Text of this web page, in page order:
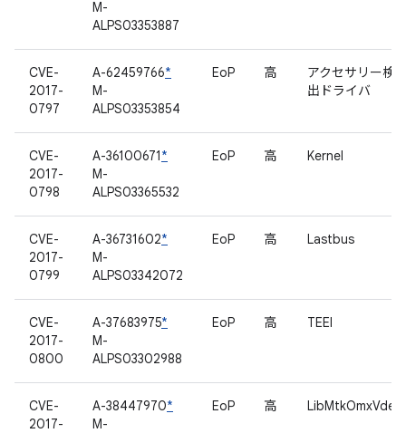
M-
ALPS03353887
CVE-
2017-
0797
A-62459766*
M-
ALPS03353854
EoP 高
アクセサリー検
出ドライバ
CVE-
2017-
0798
A-36100671*
M-
ALPS03365532
EoP 高 Kernel
CVE-
2017-
0799
A-36731602*
M-
ALPS03342072
EoP 高 Lastbus
CVE-
2017-
0800
A-37683975*
M-
ALPS03302988
EoP 高 TEEI
CVE-
2017-
A-38447970*
M-
EoP 高 LibMtkOmxVdec